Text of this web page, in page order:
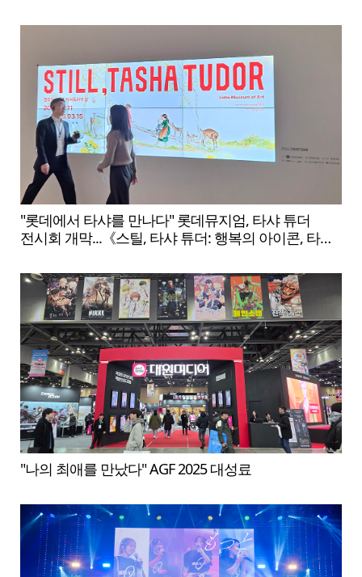
"롯데에서 타샤를 만나다" 롯데뮤지엄, 타샤 튜더
전시회 개막...《스틸, 타샤 튜더: 행복의 아이콘, 타샤
"나의 최애를 만났다" AGF 2025 대성료